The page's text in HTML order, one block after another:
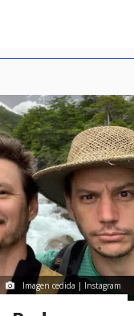
Imagen cedida | Instagram